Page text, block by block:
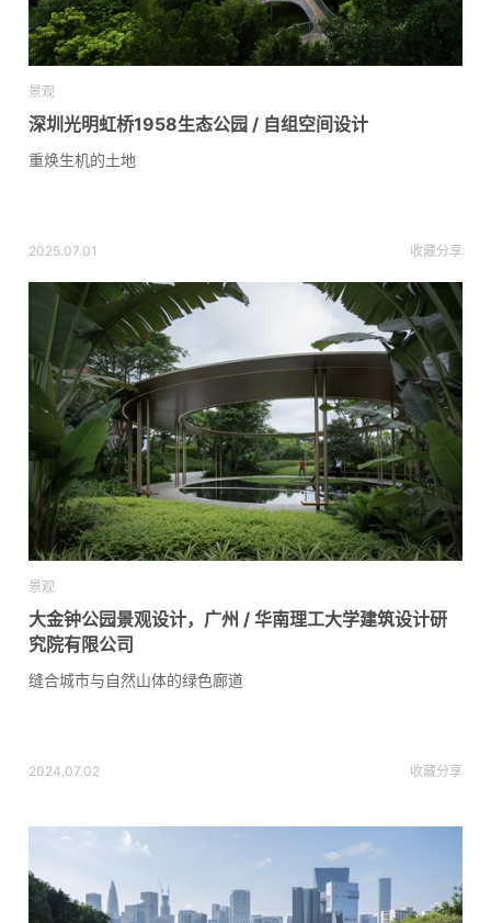
景观
深圳光明虹桥1958生态公园 / 自组空间设计
重焕生机的土地
2025.07.01 收藏分享
景观
大金钟公园景观设计，广州 / 华南理工大学建筑设计研
究院有限公司
缝合城市与自然山体的绿色廊道
2024.07.02 收藏分享